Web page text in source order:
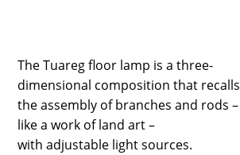
The Tuareg floor lamp is a three-
dimensional composition that recalls
the assembly of branches and rods –
like a work of land art –
with adjustable light sources.